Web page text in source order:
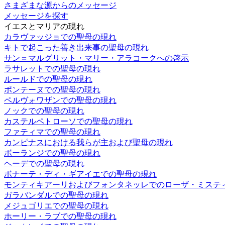
さまざまな源からのメッセージ
メッセージを探す
イエスとマリアの現れ
カラヴァッジョでの聖母の現れ
キトで起こった善き出来事の聖母の現れ
サン＝マルグリット・マリー・アラコークへの啓示
ラサレットでの聖母の現れ
ルールドでの聖母の現れ
ポンテーヌでの聖母の現れ
ペルヴォワザンでの聖母の現れ
ノックでの聖母の現れ
カステルペトローソでの聖母の現れ
ファティマでの聖母の現れ
カンピナスにおける我らが主および聖母の現れ
ボーランジでの聖母の現れ
ヘーデでの聖母の現れ
ボナーテ・ディ・ギアイエでの聖母の現れ
モンティキアーリおよびフォンタネッレでのローザ・ミステ
ガラバンダルでの聖母の現れ
メジュゴリエでの聖母の現れ
ホーリー・ラブでの聖母の現れ